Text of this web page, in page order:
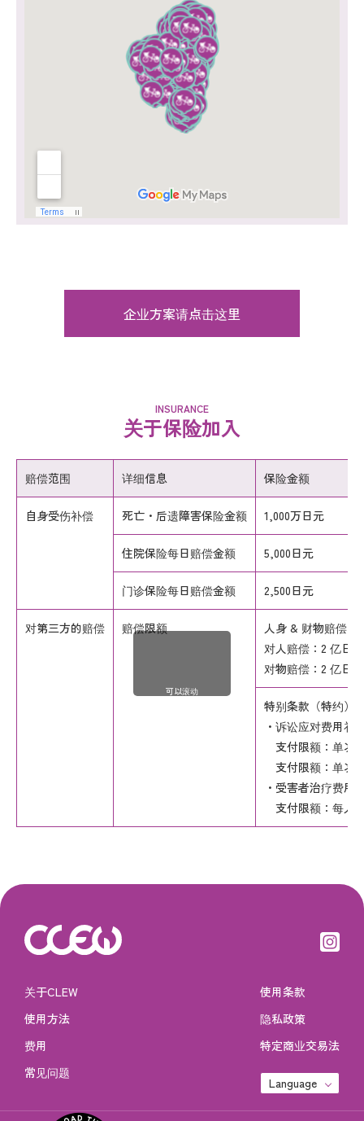
企业方案请点击这里
INSURANCE
关于保险加入
赔偿范围 详细信息 保险金额
自身受伤补偿 死亡・后遗障害保险金额 1,000万日元
住院保险每日赔偿金额 5,000日元
门诊保险每日赔偿金额 2,500日元
对第三方的赔偿 赔偿限额
人身 & 财物赔偿（
对人赔偿：2 亿日元
对物赔偿：2 亿日元
特别条款（特约）
・诉讼应对费用补
支付限额：单次
支付限额：单次
・受害者治疗费用
支付限额：每人
可以滚动
关于CLEW
使用方法
费用
常见问题
使用条款
隐私政策
特定商业交易法
Language